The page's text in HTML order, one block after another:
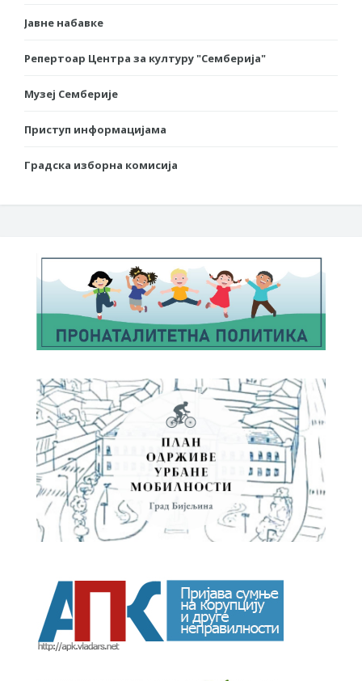
Јавне набавке
Репертоар Центра за културу "Семберија"
Музеј Семберије
Приступ информацијама
Градска изборна комисија